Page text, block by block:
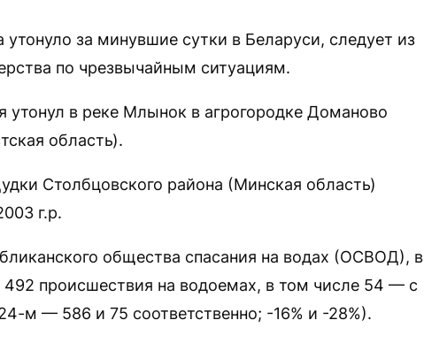
утонуло за минувшие сутки в Беларуси, следует из
по чрезвычайным ситуациям.
утонул в реке Млынок в агрогородке Доманово
область).
Столбцовского района (Минская область)
г.р.
общества спасания на водах (ОСВОД), в
492 происшествия на водоемах, в том числе 54 — с
м — 586 и 75 соответственно; -16% и -28%).